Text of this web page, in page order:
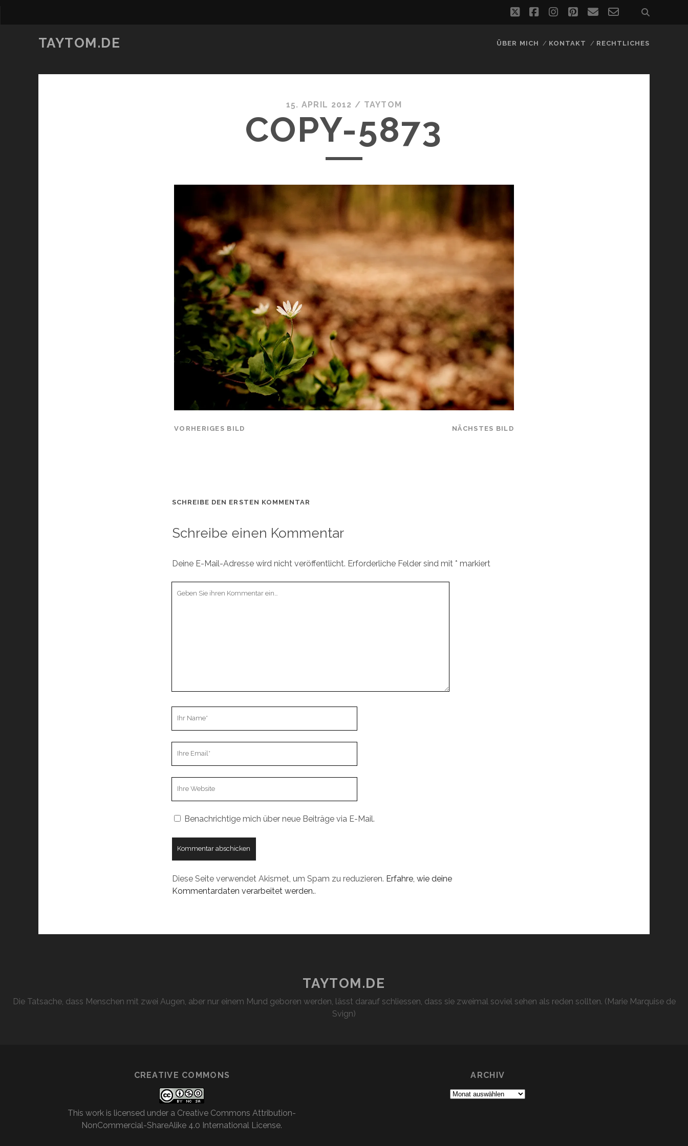
twitterfacebookinstagram
pinterest
emailemail-
TAYTOM.DE ÜBER MICH KONTAKT RECHTLICHES
15. APRIL 2012 / TAYTOM
COPY-5873
VORHERIGES BILD NÄCHSTES BILD
SCHREIBE DEN ERSTEN KOMMENTAR
Schreibe einen Kommentar
Deine E-Mail-Adresse wird nicht veröffentlicht. Erforderliche Felder sind mit * markiert
Benachrichtige mich über neue Beiträge via E-Mail.
Diese Seite verwendet Akismet, um Spam zu reduzieren. Erfahre, wie deine
Kommentardaten verarbeitet werden..
TAYTOM.DE
Die Tatsache, dass Menschen mit zwei Augen, aber nur einem Mund geboren werden, lässt darauf schliessen, dass sie zweimal soviel sehen als reden sollten. (Marie Marquise de
Svign)
CREATIVE COMMONS
This work is licensed under a Creative Commons Attribution-
NonCommercial-ShareAlike 4.0 International License.
ARCHIV
Archiv